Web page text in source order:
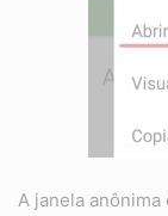
A janela